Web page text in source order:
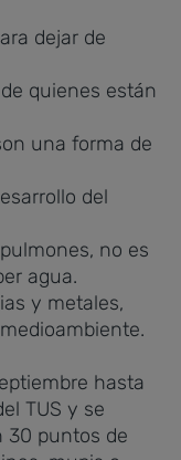
dejar de
quienes están
una forma de
del
no es
agua.
y metales,
hasta
TUS y se
30 puntos de